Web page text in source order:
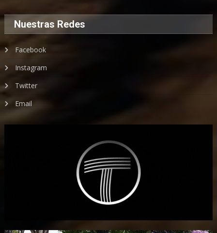
Nuestras Redes
Facebook
Instagram
Twitter
Email